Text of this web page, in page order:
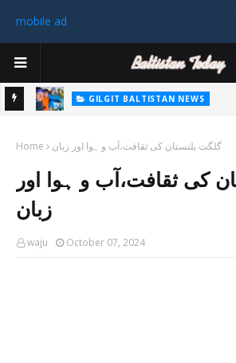
mobile ad
GILGIT BALTISTAN NEWS
میٹر چوٹی سر کیHome گلگت بلتستان کی ثقافت،آب و ہوا اور زبان
کی ثقافت،آب و ہوا اور
زبان
waju October 07, 2024